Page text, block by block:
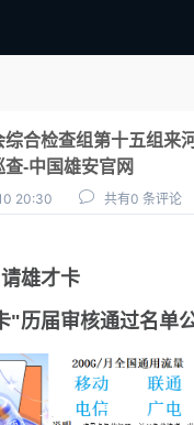
点我申领雄才卡
审核通过公示
综合检查组第十五组来
-中国雄安官网
20:30 共有0 条评论
雄才卡
"历届审核通过名单